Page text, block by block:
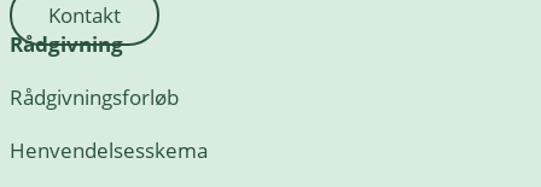
Kontakt
Rådgivning
Rådgivningsforløb
Henvendelsesskema